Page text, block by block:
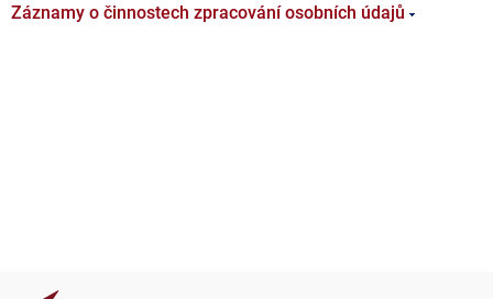
Záznamy o činnostech zpracování osobních údajů